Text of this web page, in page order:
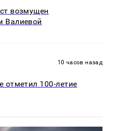
возмущен
Валиевой
10 часов назад
отметил 100-летие